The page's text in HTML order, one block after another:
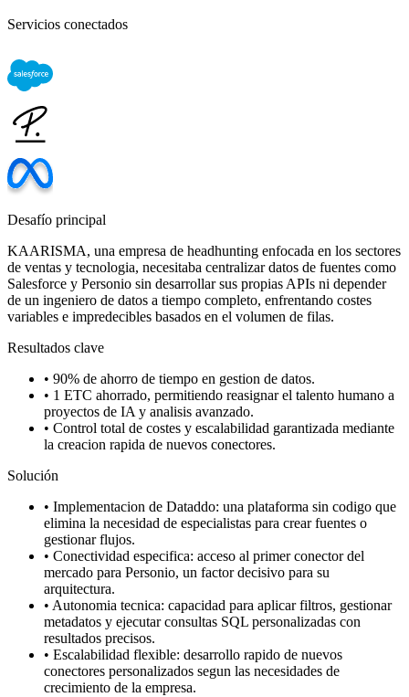
Servicios conectados
Desafío principal
KAARISMA, una empresa de headhunting enfocada en los sectores
de ventas y tecnologia, necesitaba centralizar datos de fuentes como
Salesforce y Personio sin desarrollar sus propias APIs ni depender
de un ingeniero de datos a tiempo completo, enfrentando costes
variables e impredecibles basados en el volumen de filas.
Resultados clave
• 90% de ahorro de tiempo en gestion de datos.
• 1 ETC ahorrado, permitiendo reasignar el talento humano a
proyectos de IA y analisis avanzado.
• Control total de costes y escalabilidad garantizada mediante
la creacion rapida de nuevos conectores.
Solución
• Implementacion de Dataddo: una plataforma sin codigo que
elimina la necesidad de especialistas para crear fuentes o
gestionar flujos.
• Conectividad especifica: acceso al primer conector del
mercado para Personio, un factor decisivo para su
arquitectura.
• Autonomia tecnica: capacidad para aplicar filtros, gestionar
metadatos y ejecutar consultas SQL personalizadas con
resultados precisos.
• Escalabilidad flexible: desarrollo rapido de nuevos
conectores personalizados segun las necesidades de
crecimiento de la empresa.